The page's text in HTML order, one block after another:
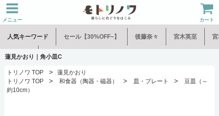
メニュー カート
人気キーワード セール【30%OFF~】 後藤奈々 宮木英至 宮
水谷和音 児玉修治
蓮見かおり｜角小皿C
トリノワ TOP >
蓮見かおり
トリノワ TOP
> 和食器（陶器・磁器） > 皿・プレート >
豆皿（～
約10cm）